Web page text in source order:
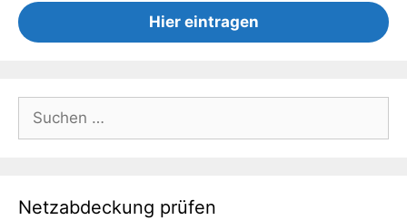
Hier eintragen
Suchen
nach:
Netzabdeckung prüfen